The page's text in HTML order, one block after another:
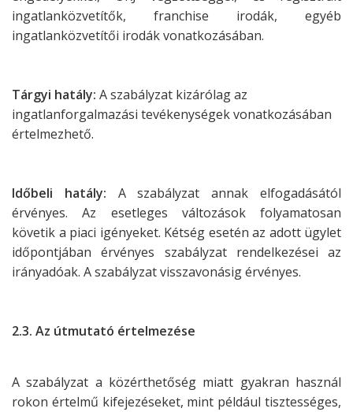
ingatlanközvetítők, franchise irodák, egyéb
ingatlanközvetítői irodák vonatkozásában.
Tárgyi hatály: A szabályzat kizárólag az
ingatlanforgalmazási tevékenységekvonatkozásában
értelmezhető.
Időbeli hatály: A szabályzat annak elfogadásától
érvényes. Az esetleges változások folyamatosan
követik a piaci igényeket. Kétség esetén az adott ügylet
időpontjábanérvényes szabályzat rendelkezései az
irányadóak. A szabályzat visszavonásigérvényes.
2.3. Az útmutató értelmezése
A szabályzat a közérthetőség miatt gyakran használ
rokon értelmű kifejezéseket, mint például tisztességes,